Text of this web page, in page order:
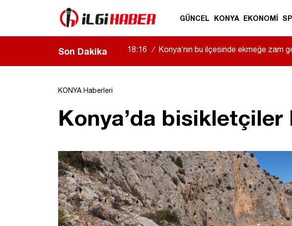
GÜNCEL KONYA EKONOMİ
Son Dakika 18:16 / Konya’nın bu ilçesinde ekmeğe zam
KONYA Haberleri
Konya’da bisikletçiler